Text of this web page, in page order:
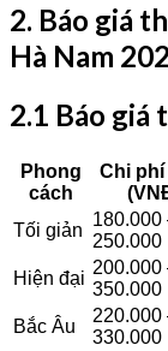
2. Báo giá
Hà Nam
2.1 Báo giá
Phong
cách
Chi phí
Tối giản
180.000
250.000
Hiện đại
200.000
350.000
Bắc Âu
220.000
330.000